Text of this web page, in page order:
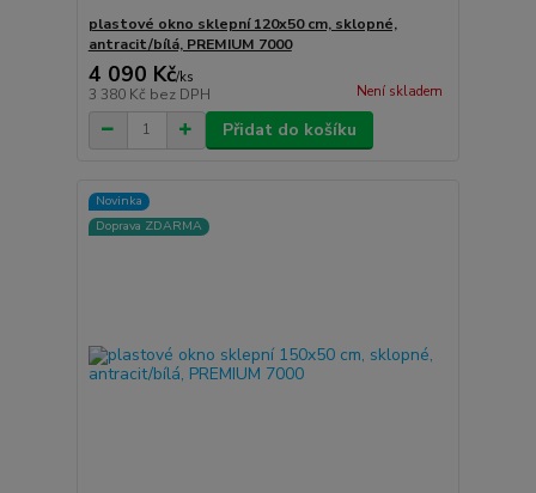
plastové okno sklepní 120x50 cm, sklopné,
antracit/bílá, PREMIUM 7000
4 090 Kč/ks
3 380 Kč bez DPH Není skladem
Přidat do košíku
Novinka
Doprava ZDARMA